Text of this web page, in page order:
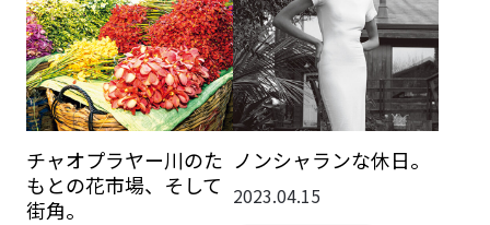
チャオプラヤー川のた
もとの花市場、そして
街角。
ノンシャランな休日。
2023.04.15